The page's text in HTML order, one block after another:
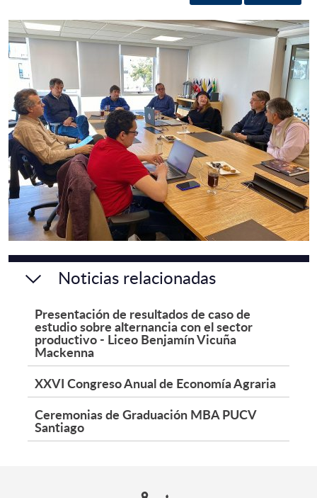
Noticias relacionadas
Presentación de resultados de caso de
estudio sobre alternancia con el sector
productivo - Liceo Benjamín Vicuña
Mackenna
XXVI Congreso Anual de Economía Agraria
Ceremonias de Graduación MBA PUCV
Santiago